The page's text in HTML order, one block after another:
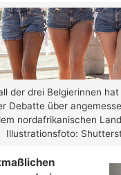
der drei Belgierinnen
Debatte über
nordafrikanischen
Illustrationsfoto: